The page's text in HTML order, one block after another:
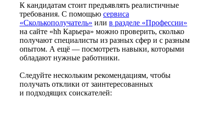
К кандидатам стоит предъявлять реалистичные
требования. С помощью сервиса
«Сколькополучатель» или в разделе «Профессии»
на сайте «hh Карьера» можно проверить, сколько
получают специалисты из разных сфер и с разным
опытом. А ещё — посмотреть навыки, которыми
обладают нужные работники.
Следуйте нескольким рекомендациям, чтобы
получать отклики от заинтересованных
и подходящих соискателей: